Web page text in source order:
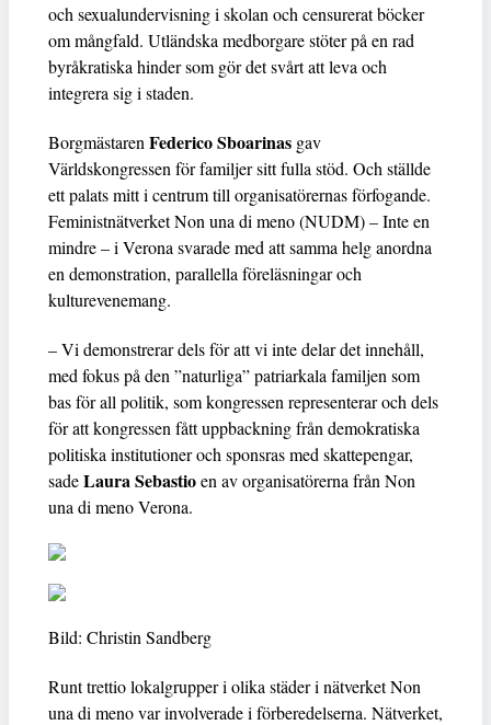
och sexualundervisning i skolan och censurerat böcker
om mångfald. Utländska medborgare stöter på en rad
byråkratiska hinder som gör det svårt att leva och
integrera sig i staden.
Borgmästaren Federico Sboarinas gav
Världskongressen för familjer sitt fulla stöd. Och ställde
ett palats mitt i centrum till organisatörernas förfogande.
Feministnätverket Non una di meno (NUDM) – Inte en
mindre – i Verona svarade med att samma helg anordna
en demonstration, parallella föreläsningar och
kulturevenemang.
– Vi demonstrerar dels för att vi inte delar det innehåll,
med fokus på den ”naturliga” patriarkala familjen som
bas för all politik, som kongressen representerar och dels
för att kongressen fått uppbackning från demokratiska
politiska institutioner och sponsras med skattepengar,
sadeLaura Sebastioen av organisatörerna från Non
una di meno Verona.
Bild: Christin Sandberg
Runt trettio lokalgrupper i olika städer i nätverket Non
una di meno var involverade i förberedelserna. Nätverket,